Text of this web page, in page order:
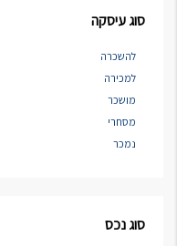
סוג עיסקה
להשכרה
למכירה
מושכר
מסחרי
נמכר
סוג נכס